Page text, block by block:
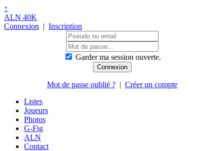
↑
ALN 40K
Connexion | Inscription
Garder ma session ouverte.
Mot de passe oublié ?| Créer un compte
Listes
Joueurs
Photos
G-Fig
ALN
Contact